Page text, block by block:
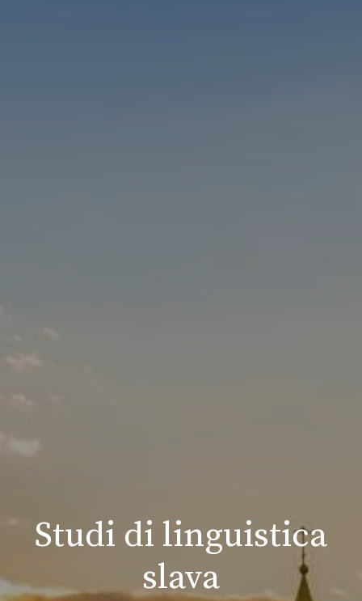
Studi di linguistica
slava